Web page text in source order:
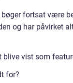
fortsat være
og har påvirket
vist som
for?